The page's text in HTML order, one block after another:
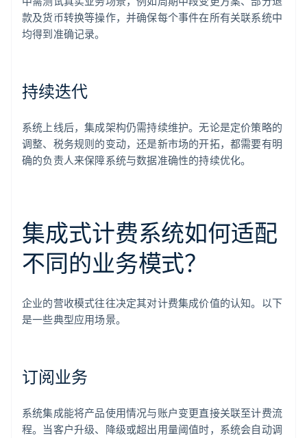
款及货币转换等操作，并确保每个事件在所有关联系统中
均得到准确记录。
持续迭代
系统上线后，集成架构仍需持续维护。无论是定价策略的
调整、税务规则的变动，还是新市场的开拓，都需要有明
确的负责人来保障系统与数据准确性的持续优化。
集成式计费系统如何适配
不同的业务模式？
企业的营收模式往往决定其对计费集成价值的认知。以下
是一些典型应用场景。
订阅业务
系统集成能将产品使用情况与账户变更直接关联至计费流
程。当客户升级、降级或超出用量阈值时，系统会自动调